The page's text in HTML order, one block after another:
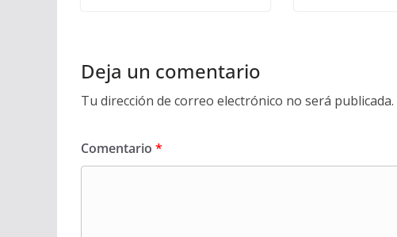
Deja un comentario
Tu dirección de correo electrónico no será publicada.
Comentario *